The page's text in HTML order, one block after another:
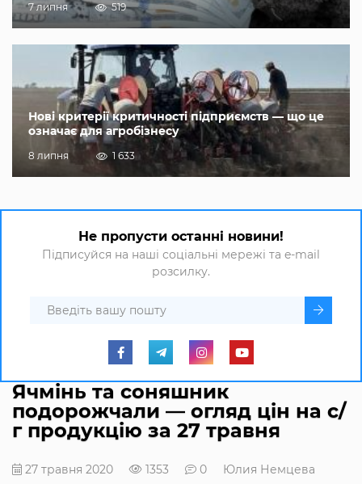
7 липня 519
Нові критерії критичності підприємств — що це
означає для агробізнесу
8 липня 1 633
Не пропусти останні новини!
Підписуйся на наші соціальні мережі та e-mail
розсилку.
Ячмінь та соняшник
подорожчали — огляд цін на с/
г продукцію за 27 травня
27 травня 2020 1353 0 Юлия Немцева